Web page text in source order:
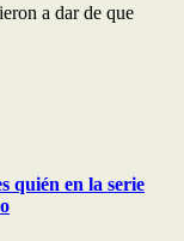
a dar de que
quién en la serie